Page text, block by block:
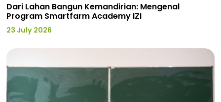
Dari Lahan Bangun Kemandirian: Mengenal
Program Smartfarm Academy IZI
23 July 2026